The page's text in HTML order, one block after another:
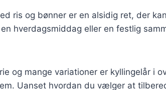
ris og bønner er en alsidig ret, der
hverdagsmiddag eller en festlig
og mange variationer er kyllingelår i
Uanset hvordan du vælger at